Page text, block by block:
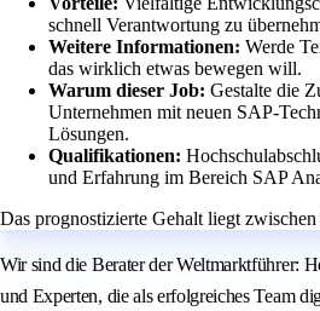
schnell Verantwortung zu
Weitere Informationen: Werde
das wirklich etwas bewegen will.
Warum dieser Job: Gestalte die
Unternehmen mit neuen SAP-
Lösungen.
Qualifikationen:
und Erfahrung im Bereich SAP
Das prognostizierte Gehalt liegt
Wir sind die Berater der Weltmarktführer:
und Experten, die als erfolgreiches Team